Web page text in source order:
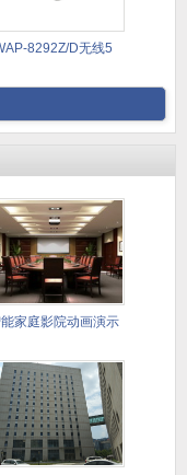
8292Z/D无线5
家庭影院动画演示